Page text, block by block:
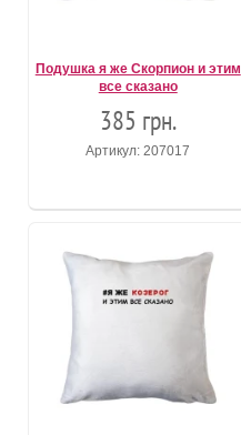
Подушка я же Скорпион и этим
все сказано
385 грн.
Артикул: 207017